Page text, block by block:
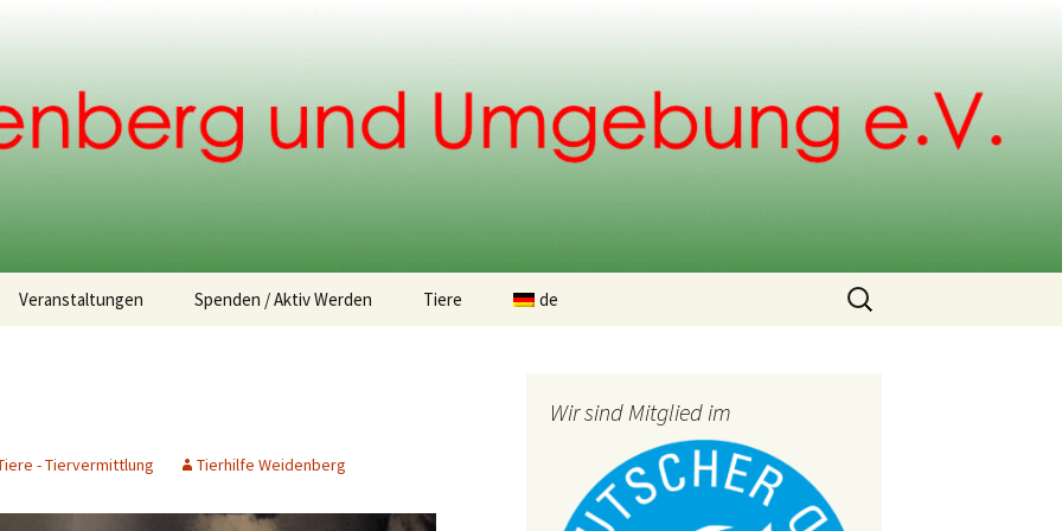
Veranstaltungen Spenden / Aktiv Werden Tiere de
Suchen
nach:
- Tiervermittlung Tierhilfe Weidenberg
Wir sind Mitglied im